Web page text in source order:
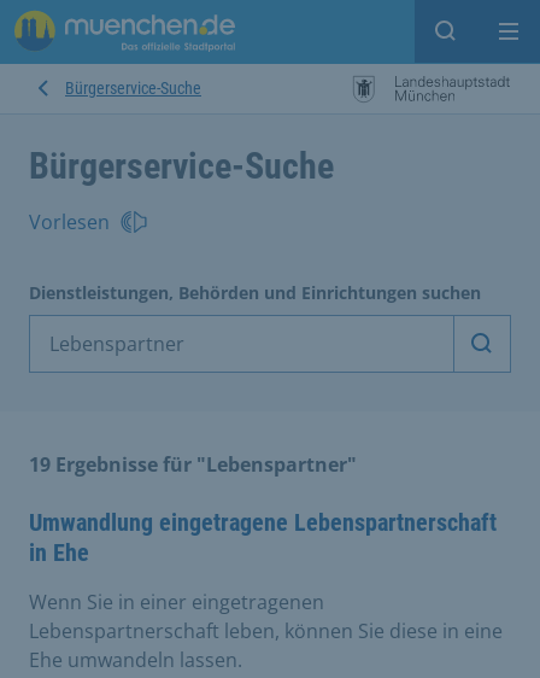
Suche
Bürgerservice-Suche
Bürgerservice-Suche
Vorlesen
Dienstleistungen, Behörden und Einrichtungen suchen
19 Ergebnisse für "Lebenspartner"
Umwandlung eingetragene Lebenspartnerschaft
in Ehe
Wenn Sie in einer eingetragenen
Lebenspartnerschaft leben, können Sie diese in eine
Ehe umwandeln lassen.